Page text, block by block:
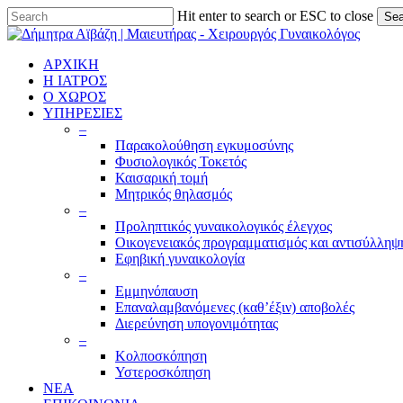
Skip
to
content
Hit enter to search or ESC to close
Close
ΑΡΧΙΚΗ
Η ΙΑΤΡΟΣ
Ο ΧΩΡΟΣ
ΥΠΗΡΕΣΙΕΣ
–
Παρακολούθηση εγκυμοσύνης
Φυσιολογικός Τοκετός
Καισαρική τομή
Μητρικός θηλασμός
–
Προληπτικός γυναικολογικός έλεγχος
Οικογενειακός προγραμματισμός και
Εφηβική γυναικολογία
–
Εμμηνόπαυση
Επαναλαμβανόμενες (καθ’έξιν) αποβολές
Διερεύνηση υπογονιμότητας
–
Κολποσκόπηση
Υστεροσκόπηση
ΝΕΑ